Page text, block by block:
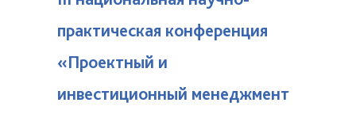
практическая конференция
«Проектный и
инвестиционный менеджмент